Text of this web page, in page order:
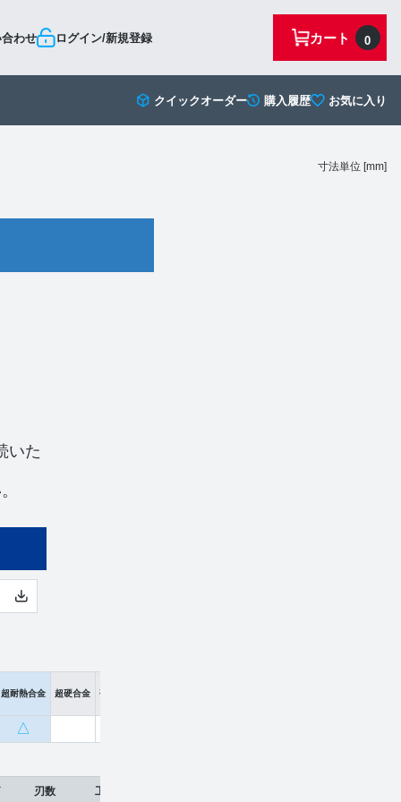
わせ ログイン/新規登録 0
カート
クイックオーダー 購入履歴 お気に入り
いた
超耐熱合金 超硬合金
硬脆材
△
寸法単位 [mm]
刃数 工具材種